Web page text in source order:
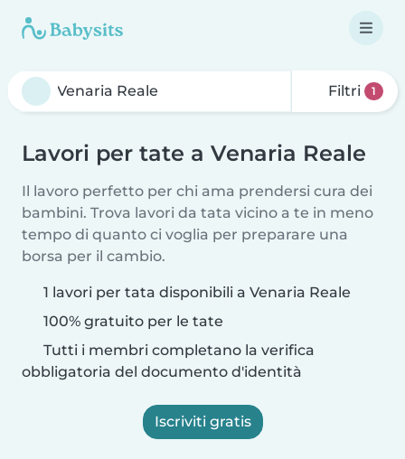
Filtri 1
Lavori per tate a Venaria Reale
Il lavoro perfetto per chi ama prendersi cura dei
bambini. Trova lavori da tata vicino a te in meno
tempo di quanto ci voglia per preparare una
borsa per il cambio.
1 lavori per tata disponibili a Venaria Reale
100% gratuito per le tate
Tutti i membri completano la verifica
obbligatoria del documento d'identità
Iscriviti gratis